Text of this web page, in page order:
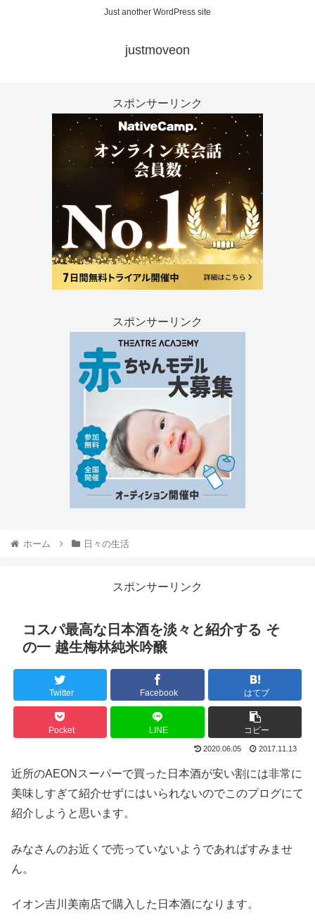
Just another WordPress site
justmoveon
スポンサーリンク
スポンサーリンク
ホーム 日々の生活
スポンサーリンク
コスパ最高な日本酒を淡々と紹介する そ
の一 越生梅林純米吟醸
Twitter Facebook はてブ
Pocket LINE コピー
2020.06.05 2017.11.13
近所のAEONスーパーで買った日本酒が安い割には非常に
美味しすぎて紹介せずにはいられないのでこのプログにて
紹介しようと思います。
みなさんのお近くで売っていないようであればすみませ
ん。
イオン吉川美南店で購入した日本酒になります。